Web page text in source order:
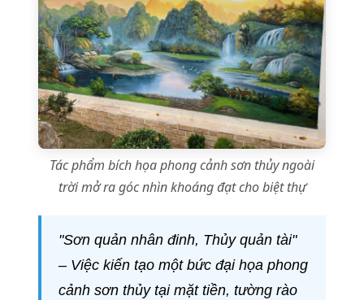
Tác phẩm bích họa phong cảnh sơn thủy ngoài
trời mở ra góc nhìn khoáng đạt cho biệt thự
"Sơn quản nhân đinh, Thủy quản tài"
– Việc kiến tạo một bức đại họa phong
cảnh sơn thủy tại mặt tiền, tường rào